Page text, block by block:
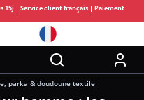
15j | Service client français | Paiement
parka & doudoune textile